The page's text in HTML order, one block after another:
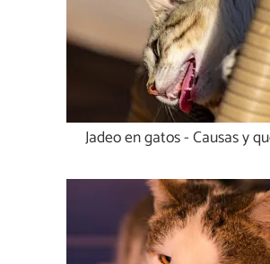
Jadeo en gatos - Causas y